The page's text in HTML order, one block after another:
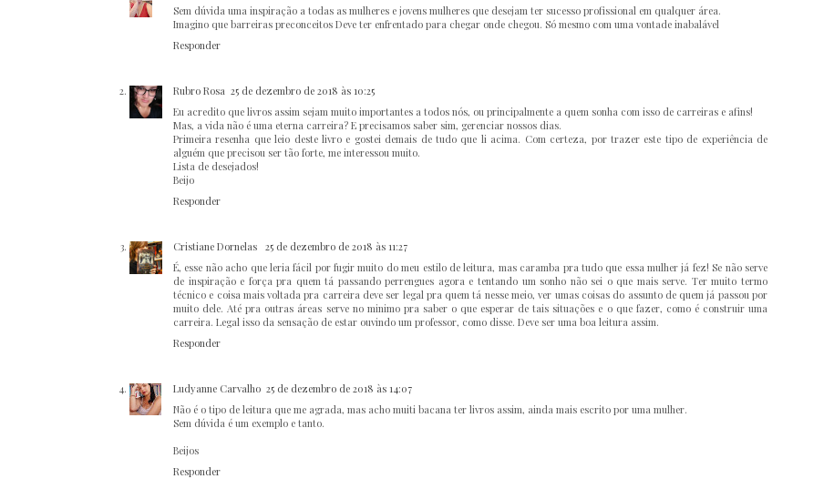
Sem dúvida uma inspiração a todas as mulheres e jovens mulheres que desejam ter sucesso profissional em qualquer área.
Imagino que barreiras preconceitos Deve ter enfrentado para chegar onde chegou. Só mesmo com uma vontade inabalável
Responder
Rubro Rosa 25 de dezembro de 2018 às 10:25
Eu acredito que livros assim sejam muito importantes a todos nós, ou principalmente a quem sonha com isso de carreiras e afins!
Mas, a vida não é uma eterna carreira? E precisamos saber sim, gerenciar nossos dias.
Primeira resenha que leio deste livro e gostei demais de tudo que li acima. Com certeza, por trazer este tipo de experiência de
alguém que precisou ser tão forte, me interessou muito.
Lista de desejados!
Beijo
Responder
Cristiane Dornelas 25 de dezembro de 2018 às 11:27
É, esse não acho que leria fácil por fugir muito do meu estilo de leitura, mas caramba pra tudo que essa mulher já fez! Se não serve
de inspiração e força pra quem tá passando perrengues agora e tentando um sonho não sei o que mais serve. Ter muito termo
técnico e coisa mais voltada pra carreira deve ser legal pra quem tá nesse meio, ver umas coisas do assunto de quem já passou por
muito dele. Até pra outras áreas serve no minimo pra saber o que esperar de tais situações e o que fazer, como é construir uma
carreira. Legal isso da sensação de estar ouvindo um professor, como disse. Deve ser uma boa leitura assim.
Responder
Ludyanne Carvalho 25 de dezembro de 2018 às 14:07
Não é o tipo de leitura que me agrada, mas acho muiti bacana ter livros assim, ainda mais escrito por uma mulher.
Sem dúvida é um exemplo e tanto.
Beijos
Responder